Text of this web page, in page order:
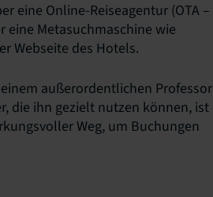
eine Online-Reiseagentur (OTA –
eine Metasuchmaschine wie
Webseite des Hotels.
außerordentlichen Professor
die ihn gezielt nutzen können, ist
Weg, um Buchungen